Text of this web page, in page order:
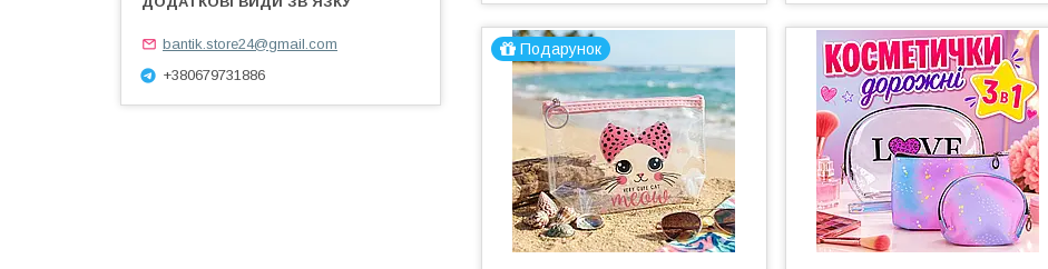
Подарунок
bantik.store24@gmail.com
+380679731886